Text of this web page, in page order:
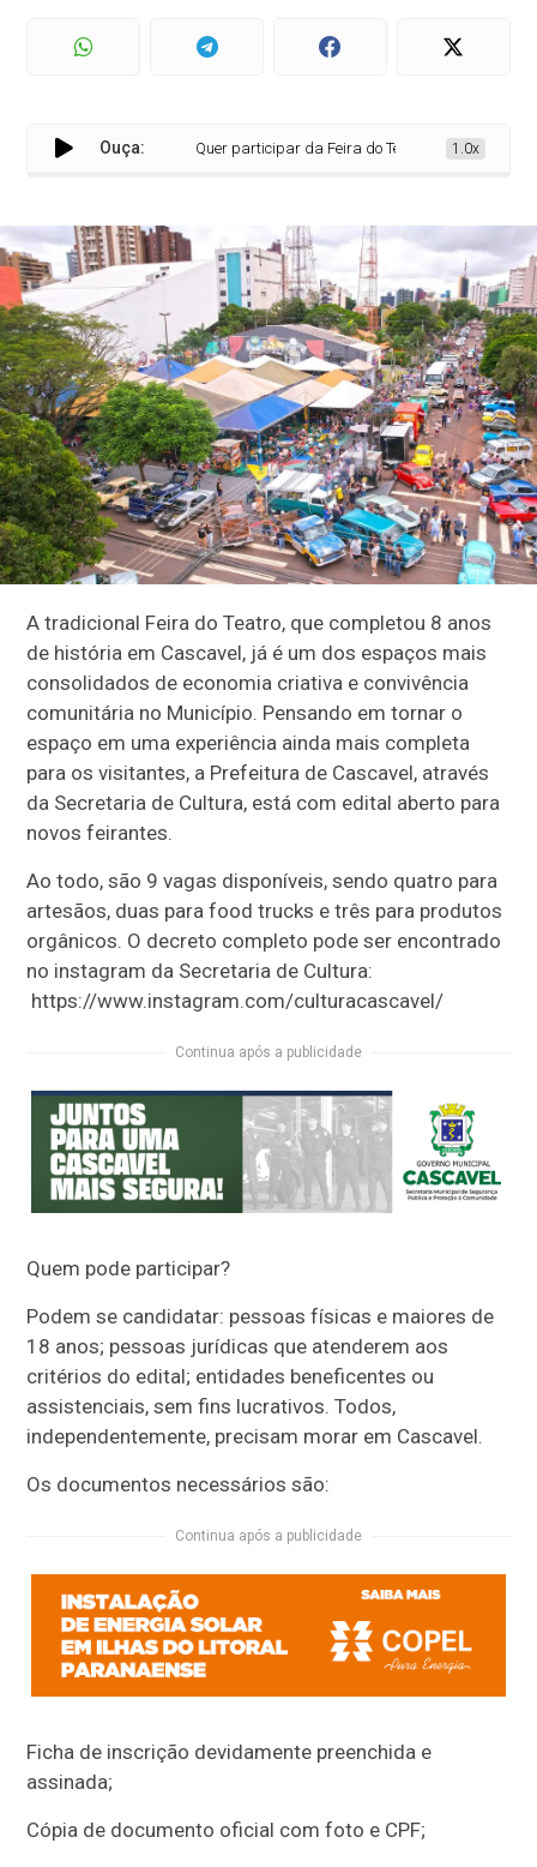
Ouça: Quer participar da Feira do Teatro? Tem vagas para
1.0x
A tradicional Feira do Teatro, que completou 8 anos
de história em Cascavel, já é um dos espaços mais
consolidados de economia criativa e convivência
comunitária no Município. Pensando em tornar o
espaço em uma experiência ainda mais completa
para os visitantes, a Prefeitura de Cascavel, através
da Secretaria de Cultura, está com edital aberto para
novos feirantes.
Ao todo, são 9 vagas disponíveis, sendo quatro para
artesãos, duas para food trucks e três para produtos
orgânicos. O decreto completo pode ser encontrado
no instagram da Secretaria de Cultura:
https://www.instagram.com/culturacascavel/
Continua após a publicidade
Quem pode participar?
Podem se candidatar: pessoas físicas e maiores de
18 anos; pessoas jurídicas que atenderem aos
critérios do edital; entidades beneficentes ou
assistenciais, sem fins lucrativos. Todos,
independentemente, precisam morar em Cascavel.
Os documentos necessários são:
Continua após a publicidade
Ficha de inscrição devidamente preenchida e
assinada;
Cópia de documento oficial com foto e CPF;